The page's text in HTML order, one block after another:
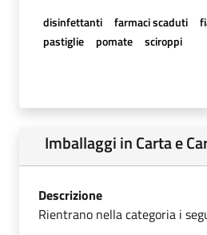
disinfettanti farmaci scaduti
pastiglie
pomate sciroppi
Imballaggi in Carta e
Descrizione
Rientrano nella categoria i